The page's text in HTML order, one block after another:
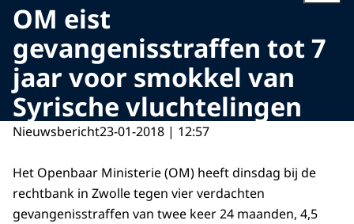
OM eist
gevangenisstraffen tot 7
jaar voor smokkel van
Syrische vluchtelingen
Nieuwsbericht23-01-2018 | 12:57
Het Openbaar Ministerie (OM) heeft dinsdag bij de
rechtbank in Zwolle tegen vier verdachten
gevangenisstraffen van twee keer 24 maanden, 4,5